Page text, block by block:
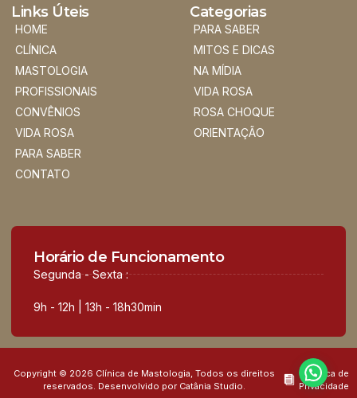
Links Úteis
HOME
CLÍNICA
MASTOLOGIA
PROFISSIONAIS
CONVÊNIOS
VIDA ROSA
PARA SABER
CONTATO
Categorias
PARA SABER
MITOS E DICAS
NA MÍDIA
VIDA ROSA
ROSA CHOQUE
ORIENTAÇÃO
Horário de Funcionamento
Segunda - Sexta :
9h - 12h | 13h - 18h30min
Copyright © 2026 Clínica de Mastologia, Todos os direitos
reservados. Desenvolvido por Catânia Studio.
Política de
Privacidade